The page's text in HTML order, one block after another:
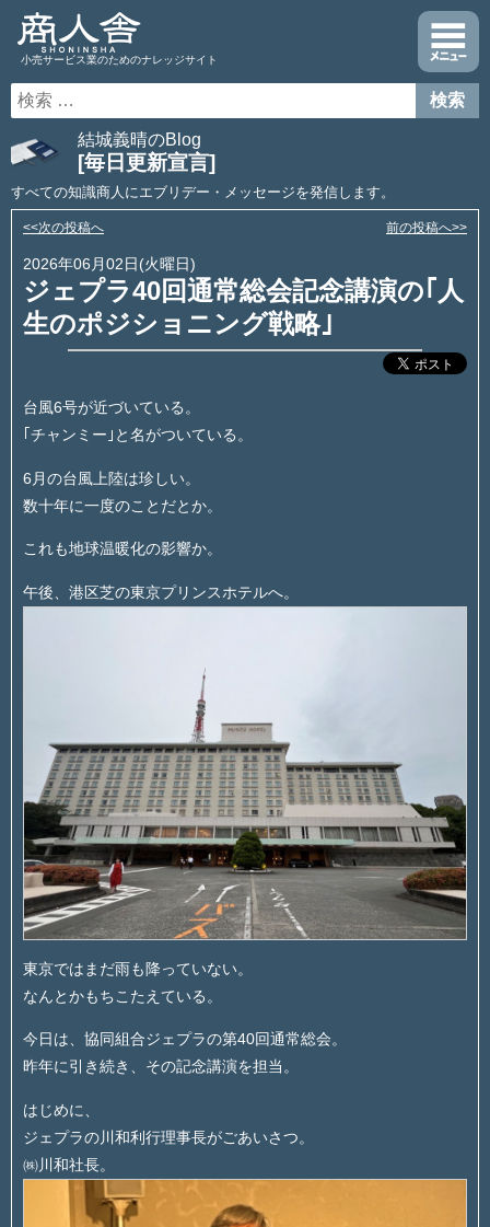
小売サービス業のためのナレッジサイト
結城義晴のBlog
[毎日更新宣言]
すべての知識商人にエブリデー・メッセージを発信します。
<<次の投稿へ 前の投稿へ>>
2026年06月02日(火曜日)
ジェプラ40回通常総会記念講演の｢人
生のポジショニング戦略｣
台風6号が近づいている。
｢チャンミー｣と名がついている。
6月の台風上陸は珍しい。
数十年に一度のことだとか。
これも地球温暖化の影響か。
午後、港区芝の東京プリンスホテルへ。
東京ではまだ雨も降っていない。
なんとかもちこたえている。
今日は、協同組合ジェプラの第40回通常総会。
昨年に引き続き、その記念講演を担当。
はじめに、
ジェプラの川和利行理事長がごあいさつ。
㈱川和社長。